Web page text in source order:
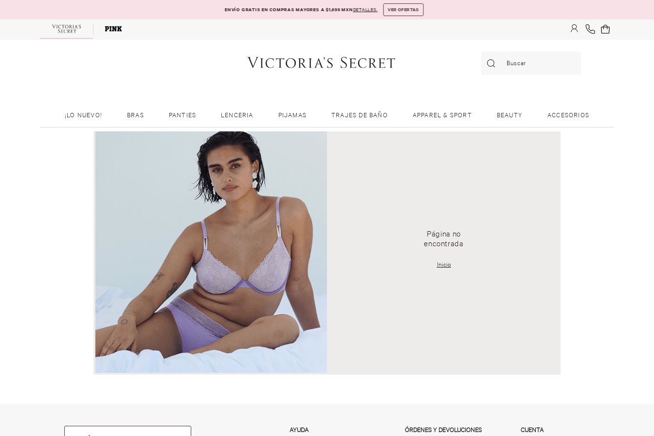
ENVÍO GRATIS EN COMPRAS MAYORES A $1,699 MXNDETALLES. VER OFERTAS
¡LO NUEVO! BRAS PANTIES LENCERIA PIJAMAS TRAJES DE BAÑO APPAREL & SPORT BEAUTY ACCESORIOS
Página no
encontrada
Inicio
AYUDA ÓRDENES Y DEVOLUCIONES CUENTA